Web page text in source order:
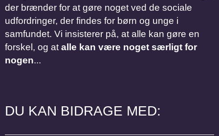
der brænder for at gøre noget ved de sociale
udfordringer, der findes for børn og unge i
samfundet. Vi insisterer på, at alle kan gøre en
forskel, og at alle kan være noget særligt for
nogen...
DU KAN BIDRAGE MED: